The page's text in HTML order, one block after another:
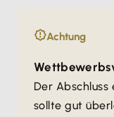
Achtung
Der
sollte gut